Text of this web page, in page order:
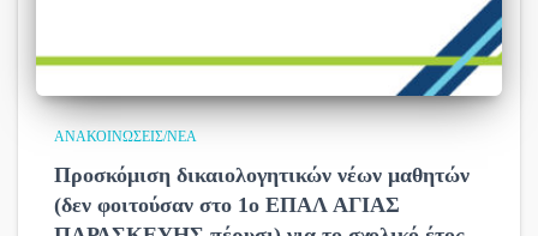
ΑΝΑΚΟΙΝΏΣΕΙΣ/ΝΈΑ
Προσκόμιση δικαιολογητικών νέων μαθητών
(δεν φοιτούσαν στο 1ο ΕΠΑΛ ΑΓΙΑΣ